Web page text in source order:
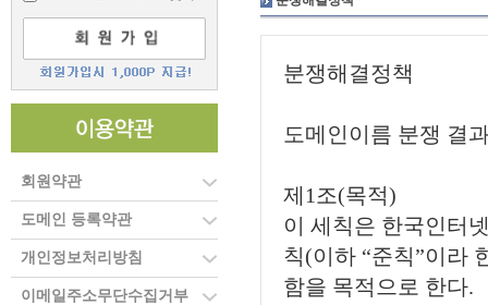
회원약관
도메인 등록약관
개인정보처리방침
이메일주소무단수집거부